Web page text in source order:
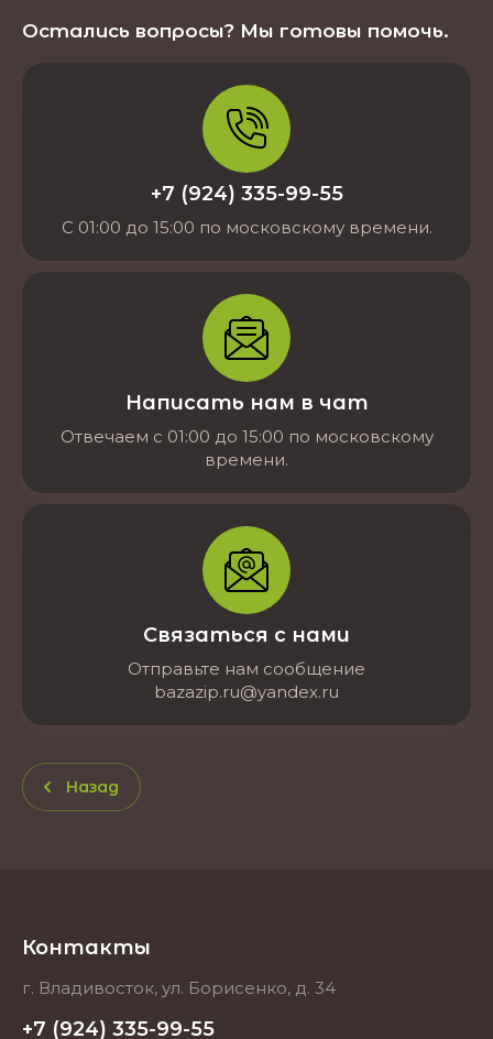
Остались вопросы? Мы готовы помочь.
+7 (924) 335-99-55
С 01:00 до 15:00 по московскому времени.
Написать нам в чат
Отвечаем с 01:00 до 15:00 по московскому
времени.
Связаться с нами
Отправьте нам сообщение
bazazip.ru@yandex.ru
Назад
Контакты
г. Владивосток, ул. Борисенко, д. 34
+7 (924) 335-99-55